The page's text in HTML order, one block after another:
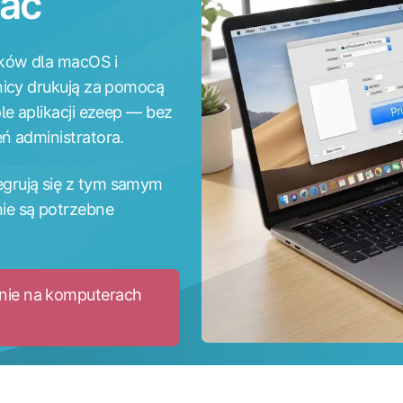
dla macOS i
drukują za pomocą
aplikacji ezeep — bez
administratora.
się z tym samym
są potrzebne
na komputerach